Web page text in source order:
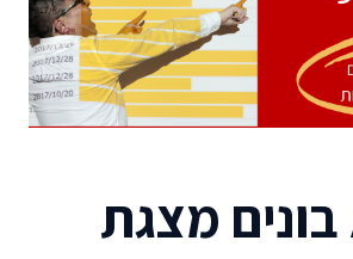
מצגת